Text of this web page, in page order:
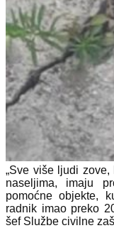
„Sve više ljudi
naseljima, imaju
pomoćne objekte,
radnik imao preko
šef Službe civilne